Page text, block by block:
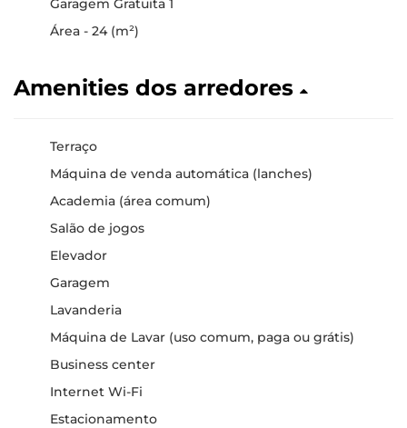
Área - 24 (m²)
Amenities dos arredores
Terraço
Máquina de venda automática (lanches)
Academia (área comum)
Salão de jogos
Elevador
Garagem
Lavanderia
Máquina de Lavar (uso comum, paga ou grátis)
Business center
Internet Wi-Fi
Estacionamento